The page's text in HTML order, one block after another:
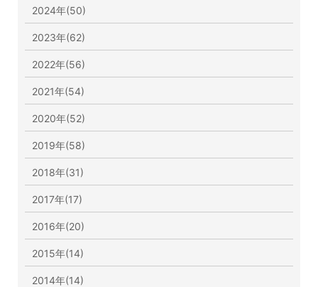
2024年(50)
2023年(62)
2022年(56)
2021年(54)
2020年(52)
2019年(58)
2018年(31)
2017年(17)
2016年(20)
2015年(14)
2014年(14)